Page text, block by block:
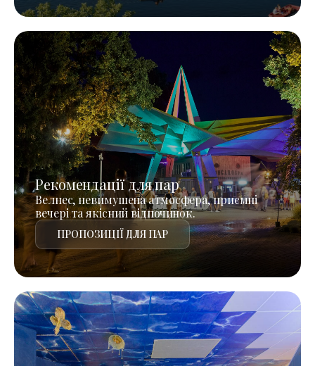
Рекомендації для пар
Велнес, невимушена атмосфера, приємні
вечері та якісний відпочинок.
ПРОПОЗИЦІЇ ДЛЯ ПАР